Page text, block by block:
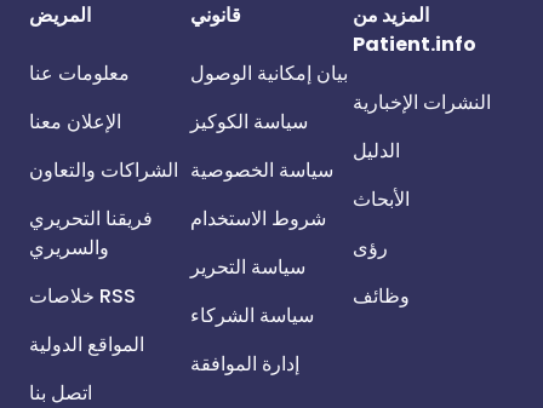
المريض
معلومات عنا
الإعلان معنا
الشراكات والتعاون
فريقنا التحريري
والسريري
خلاصات RSS
المواقع الدولية
اتصل بنا
قانوني
بيان إمكانية الوصول
سياسة الكوكيز
سياسة الخصوصية
شروط الاستخدام
سياسة التحرير
سياسة الشركاء
إدارة الموافقة
المزيد من
Patient.info
النشرات الإخبارية
الدليل
الأبحاث
رؤى
وظائف